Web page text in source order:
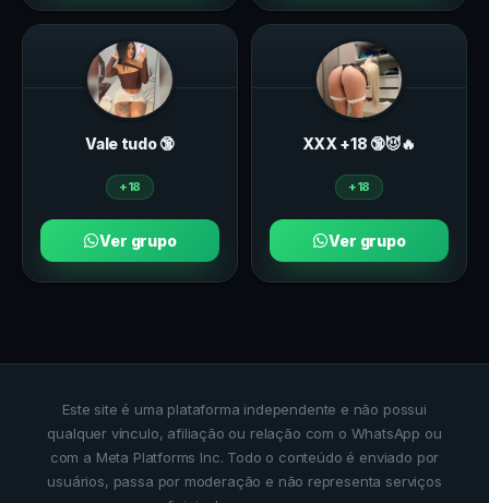
Vale tudo 🔞
+18
Ver grupo
ХXХ +18 🔞😈🔥
+18
Ver grupo
Este site é uma plataforma independente e não possui
qualquer vínculo, afiliação ou relação com o WhatsApp ou
com a Meta Platforms Inc. Todo o conteúdo é enviado por
usuários, passa por moderação e não representa serviços